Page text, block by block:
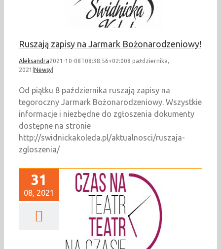
Ruszają zapisy na Jarmark Bożonarodzeniowy!
Aleksandra2021-10-08T08:38:56+02:008 października,
2021
Newsy
Od piątku 8 października ruszają zapisy na
tegoroczny Jarmark Bożonarodzeniowy. Wszystkie
informacje i niezbędne do zgłoszenia dokumenty
dostępne na stronie
http://swidnickakoleda.pl/aktualnosci/ruszaja-
zgloszenia/
31
08, 2021
NA TEATR 2021